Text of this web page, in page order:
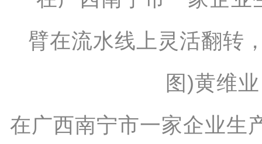
在广西南宁市一家企业生